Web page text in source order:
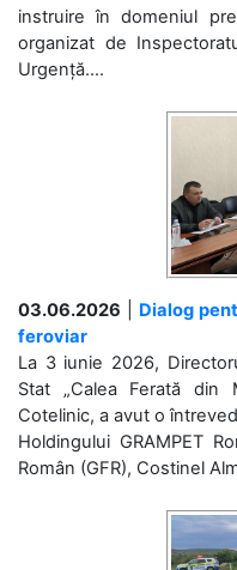
instruire în domeniul
organizat de
Urgență....
03.06.2026
Dialog
feroviar
La 3 iunie 2026,
Stat „Calea Ferată din
Cotelinic, a avut o
Holdingului GRAMPET
Român (GFR), Costinel